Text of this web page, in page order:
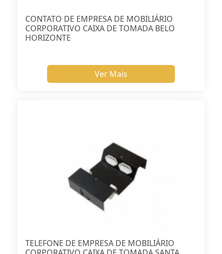
CONTATO DE EMPRESA DE MOBILIÁRIO
CORPORATIVO CAIXA DE TOMADA BELO
HORIZONTE
Ver Mais
TELEFONE DE EMPRESA DE MOBILIÁRIO